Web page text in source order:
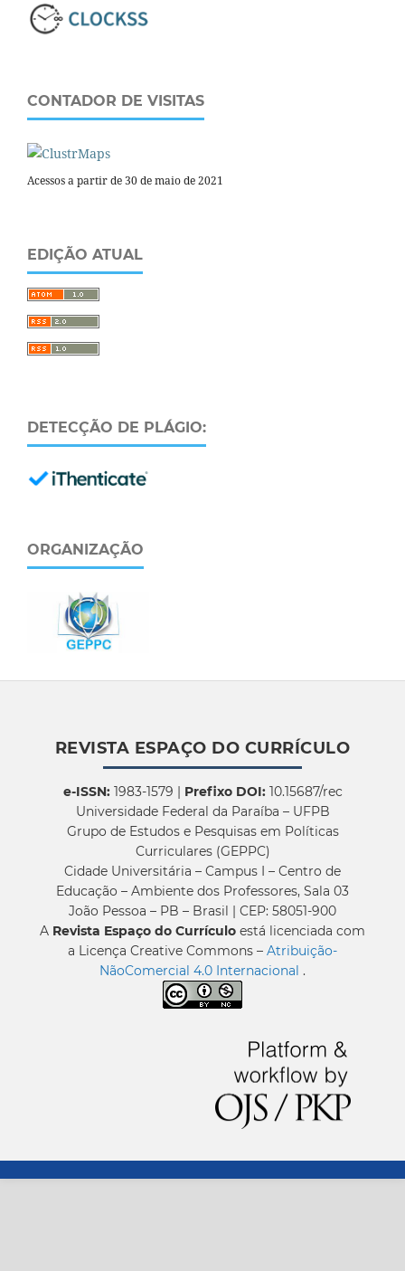
CONTADOR DE VISITAS
Acessos a partir de 30 de maio de 2021
EDIÇÃO ATUAL
DETECÇÃO DE PLÁGIO:
ORGANIZAÇÃO
REVISTA ESPAÇO DO CURRÍCULO
e-ISSN:1983-1579 | Prefixo DOI:10.15687/rec
Universidade Federal da Paraíba – UFPB
Grupo de Estudos e Pesquisas em Políticas
Curriculares (GEPPC)
Cidade Universitária – Campus I – Centro de
Educação – Ambiente dos Professores, Sala 03
João Pessoa – PB – Brasil | CEP: 58051-900
A Revista Espaço do Currículo está licenciada com
a Licença Creative Commons – Atribuição-
NãoComercial 4.0 Internacional .